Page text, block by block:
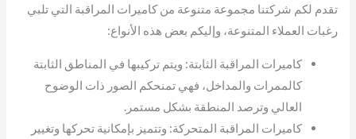
تقدم لكم شركتنا مجموعة متنوعة من كاميرات المراقبة التي تلبي
رغبات العملاء المتنوعة، وإليكم بعض هذه الأنواع:
كاميرات المراقبة الثابتة: ويتم تركيبها في المناطق الثابتة
كالممرات والمداخل، فهي تمنحكم الصور ذات الوضوح
العالي وترصد المنطقة بشكل مستمر.
كاميرات المراقبة المتحركة: وتتميز بإمكانية تحركها وتغيير